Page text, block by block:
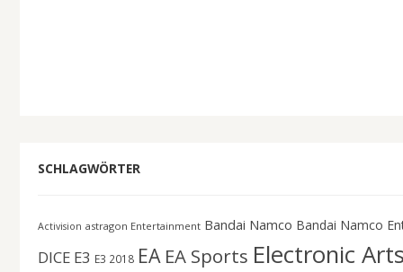
SCHLAGWÖRTER
Activision astragon Entertainment Bandai Namco Bandai Namco
DICE E3 E3 2018 EA EA Sports Electronic